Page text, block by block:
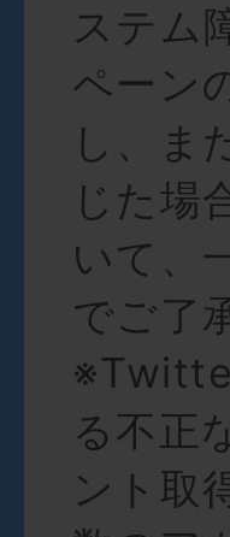
ステム
ペーン
し、ま
じた場
いて、
でご了
る不正
ント取